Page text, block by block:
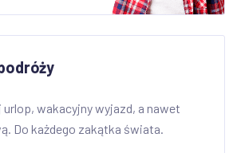
wakacyjny wyjazd, a nawet
Do każdego zakątka świata.